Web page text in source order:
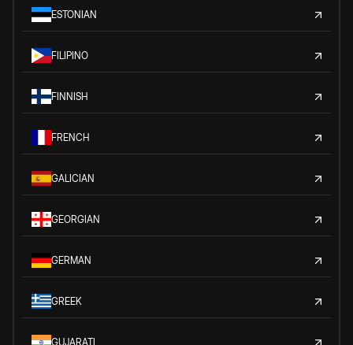
ESTONIAN
FILIPINO
FINNISH
FRENCH
GALICIAN
GEORGIAN
GERMAN
GREEK
GUJARATI